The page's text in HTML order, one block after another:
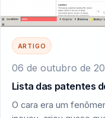
ARTIGO
06 de outubro de
Lista das patentes
O cara era um